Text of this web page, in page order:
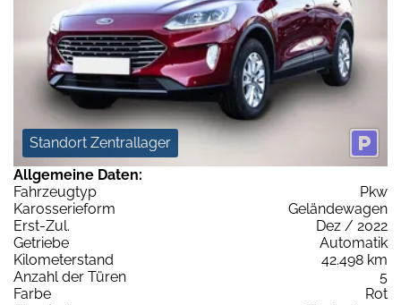
Standort Zentrallager
Allgemeine Daten:
Fahrzeugtyp
Pkw
Karosserieform
Geländewagen
Erst-Zul.
Dez / 2022
Getriebe
Automatik
Kilometerstand
42.498 km
Anzahl der Türen
5
Farbe
Rot